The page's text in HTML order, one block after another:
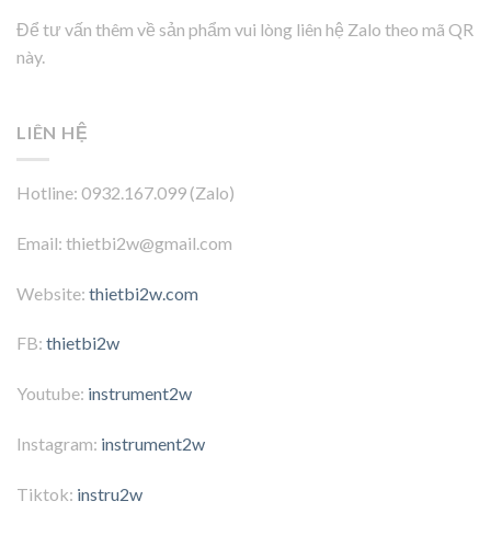
Để tư vấn thêm về sản phẩm vui lòng liên hệ Zalo theo mã QR
này.
LIÊN HỆ
Hotline: 0932.167.099 (Zalo)
Email: thietbi2w@gmail.com
Website: thietbi2w.com
FB: thietbi2w
Youtube: instrument2w
Instagram: instrument2w
Tiktok: instru2w